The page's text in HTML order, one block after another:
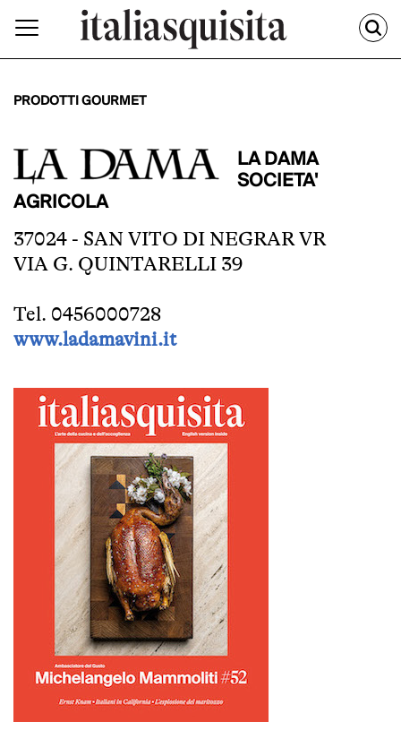
PRODOTTI GOURMET
LA DAMA
SOCIETA'
AGRICOLA
37024 - SAN VITO DI NEGRAR VR
VIA G. QUINTARELLI 39
Tel. 0456000728
www.ladamavini.it